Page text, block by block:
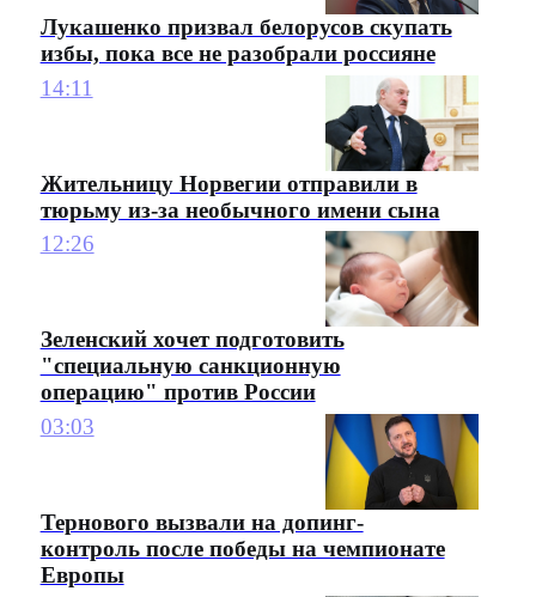
Лукашенко призвал белорусов скупать
избы, пока все не разобрали россияне
14:11
Жительницу Норвегии отправили в
тюрьму из-за необычного имени сына
12:26
Зеленский хочет подготовить
"специальную санкционную
операцию" против России
03:03
Тернового вызвали на допинг-
контроль после победы на чемпионате
Европы